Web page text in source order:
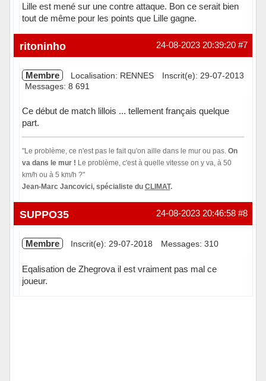
Lille est mené sur une contre attaque. Bon ce serait bien
tout de même pour les points que Lille gagne.
Hors ligne #7
24-08-2023 20:39:20
ritoninho
Membre Localisation: RENNES
Inscrit(e): 29-07-2013
Messages: 8 691
Ce début de match lillois ... tellement français quelque
part.
"Le problème, ce n'est pas le fait qu'on aille dans le mur ou pas. On
va dans le mur ! Le problème, c'est à quelle vitesse on y va, à 50
km/h ou à 5 km/h ?"
Jean-Marc Jancovici, spécialiste du CLIMAT.
Hors ligne #8
24-08-2023 20:46:58
SUPPO35
Membre Inscrit(e): 29-07-2018 Messages: 310
Eqalisation de Zhegrova il est vraiment pas mal ce
joueur.